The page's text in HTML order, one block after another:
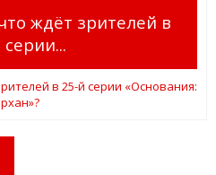
ждёт зрителей в